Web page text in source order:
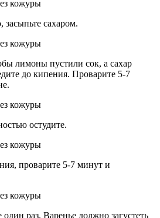
сахаром.
лимоны пустили сок, а сахар
до кипения. Проварите 5-7
остудите.
проварите 5-7 минут и
раз. Варенье должно загустеть